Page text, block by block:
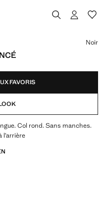
Noir
FAVORIS
Col rond. Sans manches.